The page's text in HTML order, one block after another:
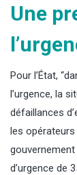
Une
Pour l’État,
l’urgence, la
défaillances
les opérateurs
gouvernement
d’urgence de